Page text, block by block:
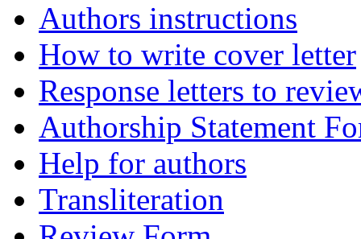
Authors instructions
How to write cover letter
Response letters to
Authorship Statement
Help for authors
Transliteration